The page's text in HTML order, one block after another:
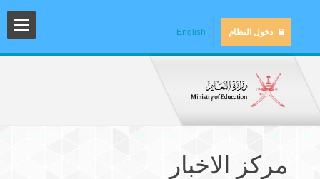
دخول النظام English
مركز الاخبار